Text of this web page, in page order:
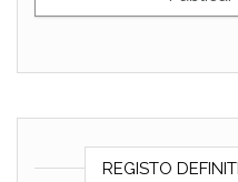
REGISTO